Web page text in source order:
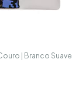
| Branco Suave